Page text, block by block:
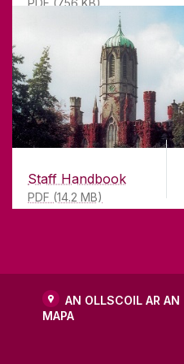
PDF (756 KB)
Staff Handbook
PDF (14.2 MB)
agus rún daingean aici
chur
Ollscoil
Bóthar na
AN OLLSCOIL AR AN
MAPA